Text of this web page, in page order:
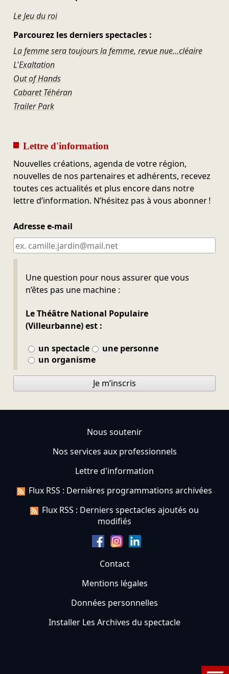
Le Jeu du roi
Parcourez les derniers spectacles :
La femme sera toujours la femme, revue nue...cléaire
L'Exaltation
Out of Hands
Cabaret Téhéran
Trailer Park
Lettre d'information
Nouvelles créations, agenda de votre région,
nouvelles de nos partenaires et adhérents, recevez
toutes ces actualités et plus encore dans notre
lettre d’information. N’hésitez pas à vous abonner !
Adresse e-mail
Une question pour nous assurer que vous
n’êtes pas une machine :
Le Théâtre National Populaire
(Villeurbanne) est :
un spectacle
une personne
un organisme
Ne pas remplir
Je m’inscris
Nous soutenir
Nos services aux professionnels
Lettre d'information
Flux RSS : Dernières programmations archivées
Flux RSS : Derniers spectacles ajoutés ou
modifiés
Contact
Mentions légales
Données personnelles
Installer Les Archives du spectacle